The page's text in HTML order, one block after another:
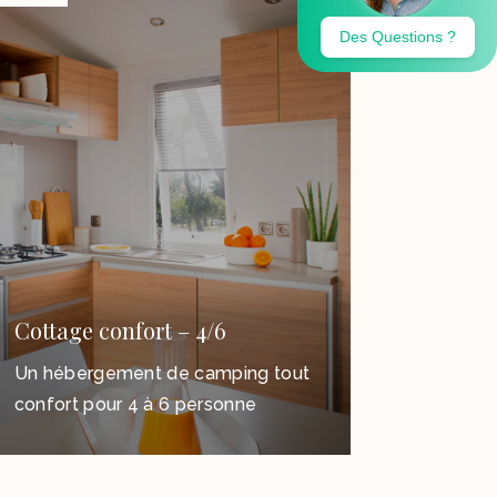
Cottage confort – 4/6
Un hébergement de camping tout
confort pour 4 à 6 personne